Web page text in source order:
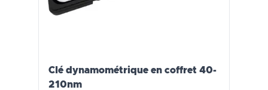
Clé dynamométrique en coffret 40-
210nm